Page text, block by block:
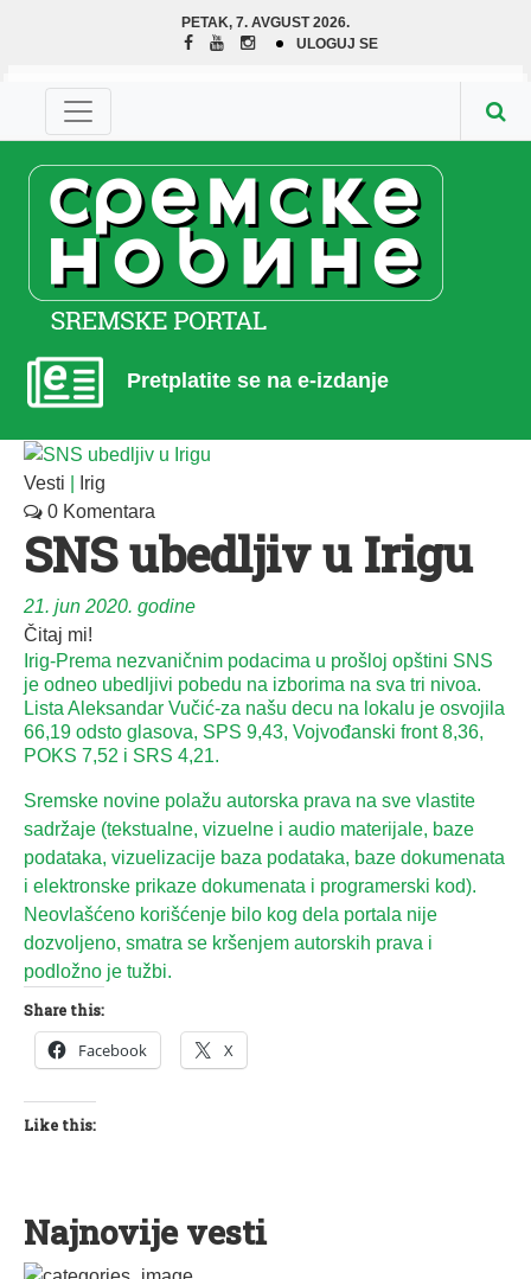
PETAK, 7. AVGUST 2026.
ULOGUJ SE
Pretplatite se na e-izdanje
Vesti
Irig
0 Komentara
SNS ubedljiv u Irigu
21. jun 2020. godine
Čitaj mi!
Irig-Prema nezvaničnim podacima u prošloj opštini SNS
je odneo ubedljivi pobedu na izborima na sva tri nivoa.
Lista Aleksandar Vučić-za našu decu na lokalu je osvojila
66,19 odsto glasova, SPS 9,43, Vojvođanski front 8,36,
POKS 7,52 i SRS 4,21.
Sremske novine polažu autorska prava na sve vlastite
sadržaje (tekstualne, vizuelne i audio materijale, baze
podataka, vizuelizacije baza podataka, baze dokumenata
i elektronske prikaze dokumenata i programerski kod).
Neovlašćeno korišćenje bilo kog dela portala nije
dozvoljeno, smatra se kršenjem autorskih prava i
podložno je tužbi.
Share this:
Facebook X
Like this:
Najnovije vesti